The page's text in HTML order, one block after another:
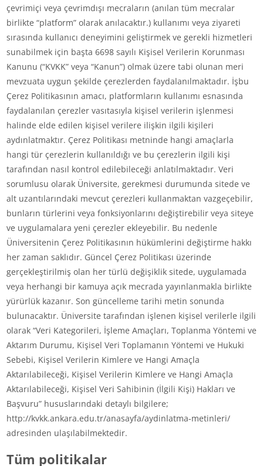
çevrimiçi veya çevrimdışı mecraların (anılan tüm mecralar
birlikte “platform” olarak anılacaktır.) kullanımı veya ziyareti
sırasında kullanıcı deneyimini geliştirmek ve gerekli hizmetleri
sunabilmek için başta 6698 sayılı Kişisel Verilerin Korunması
Kanunu (“KVKK” veya “Kanun”) olmak üzere tabi olunan meri
mevzuata uygun şekilde çerezlerden faydalanılmaktadır. İşbu
Çerez Politikasının amacı, platformların kullanımı esnasında
faydalanılan çerezler vasıtasıyla kişisel verilerin işlenmesi
halinde elde edilen kişisel verilere ilişkin ilgili kişileri
aydınlatmaktır. Çerez Politikası metninde hangi amaçlarla
hangi tür çerezlerin kullanıldığı ve bu çerezlerin ilgili kişi
tarafından nasıl kontrol edilebileceği anlatılmaktadır. Veri
sorumlusu olarak Üniversite, gerekmesi durumunda sitede ve
alt uzantılarındaki mevcut çerezleri kullanmaktan vazgeçebilir,
bunların türlerini veya fonksiyonlarını değiştirebilir veya siteye
ve uygulamalara yeni çerezler ekleyebilir. Bu nedenle
Üniversitenin Çerez Politikasının hükümlerini değiştirme hakkı
her zaman saklıdır. Güncel Çerez Politikası üzerinde
gerçekleştirilmiş olan her türlü değişiklik sitede, uygulamada
veya herhangi bir kamuya açık mecrada yayınlanmakla birlikte
yürürlük kazanır. Son güncelleme tarihi metin sonunda
bulunacaktır. Üniversite tarafından işlenen kişisel verilerle ilgili
olarak “Veri Kategorileri, İşleme Amaçları, Toplanma Yöntemi ve
Aktarım Durumu, Kişisel Veri Toplamanın Yöntemi ve Hukuki
Sebebi, Kişisel Verilerin Kimlere ve Hangi Amaçla
Aktarılabileceği, Kişisel Verilerin Kimlere ve Hangi Amaçla
Aktarılabileceği, Kişisel Veri Sahibinin (İlgili Kişi) Hakları ve
Başvuru” hususlarındaki detaylı bilgilere;
http://kvkk.ankara.edu.tr/anasayfa/aydinlatma-metinleri/
adresinden ulaşılabilmektedir.
Tüm politikalar